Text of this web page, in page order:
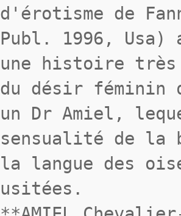
d'érotisme de
Publ. 1996,
une histoire
du désir féminin
un Dr Amiel,
sensualité de la
la langue des
usitées.